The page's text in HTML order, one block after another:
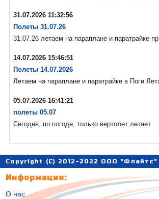
31.07.2026 11:32:56
Полеты 31.07.26
31.07.26 летаем на параплане и паратрайке
14.07.2026 15:46:51
Полеты 14.07.2026
Летаем на параплане и паратрайке в Поги
05.07.2026 16:41:21
полеты 05.07
Сегодня, по погоде, только вертолет летает
Copyright (C) 2012-2022 ООО "Флайтс"
Информация:
О нас